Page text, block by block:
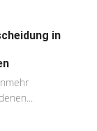
in